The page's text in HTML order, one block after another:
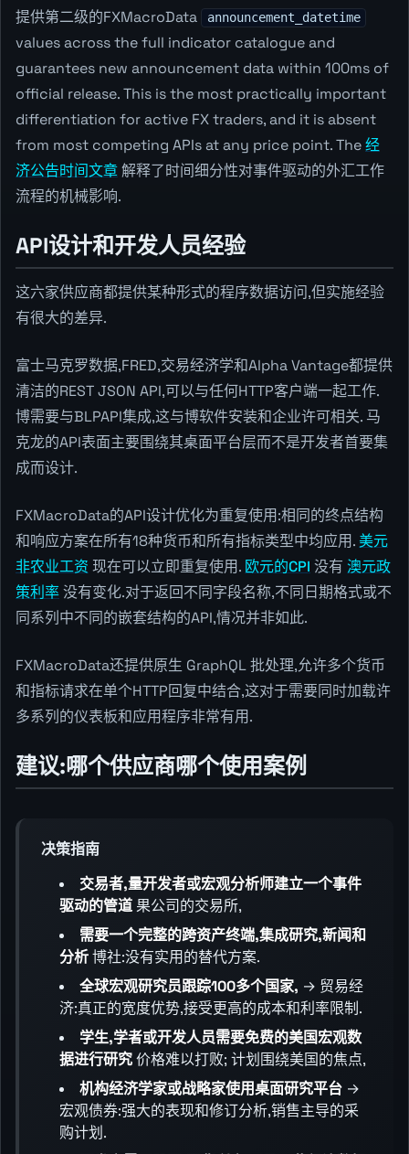
提供第二级的FXMacroData announcement_datetime
values across the full indicator catalogue and
guarantees new announcement data within 100ms of
official release. This is the most practically important
differentiation for active FX traders, and it is absent
from most competing APIs at any price point. The经
济公告时间文章解释了时间细分性对事件驱动的外汇工作
流程的机械影响.
API设计和开发人员经验
这六家供应商都提供某种形式的程序数据访问,但实施经验
有很大的差异.
富士马克罗数据,FRED,交易经济学和Alpha Vantage都提供
清洁的REST JSON API,可以与任何HTTP客户端一起工作.
博需要与BLPAPI集成,这与博软件安装和企业许可相关. 马
克龙的API表面主要围绕其桌面平台层而不是开发者首要集
成而设计.
FXMacroData的API设计优化为重复使用:相同的终点结构
和响应方案在所有18种货币和所有指标类型中均应用.美元
非农业工资 现在可以立即重复使用. 欧元的CPI 没有 澳元政
策利率没有变化.对于返回不同字段名称,不同日期格式或不
同系列中不同的嵌套结构的API,情况并非如此.
FXMacroData还提供原生 GraphQL 批处理,允许多个货币
和指标请求在单个HTTP回复中结合,这对于需要同时加载许
多系列的仪表板和应用程序非常有用.
建议:哪个供应商哪个使用案例
决策指南
交易者,量开发者或宏观分析师建立一个事件
驱动的管道果公司的交易所,
需要一个完整的跨资产终端,集成研究,新闻和
分析博社:没有实用的替代方案.
全球宏观研究员跟踪100多个国家, → 贸易经
济:真正的宽度优势,接受更高的成本和利率限制.
学生,学者或开发人员需要免费的美国宏观数
据进行研究价格难以打败; 计划围绕美国的焦点,
机构经济学家或战略家使用桌面研究平台 →
宏观债券:强大的表现和修订分析,销售主导的采
购计划.